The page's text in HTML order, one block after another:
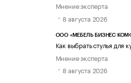
Мнение эксперта
8 августа 2026
ООО «МЕБЕЛЬ БИЗНЕС
Как выбрать стулья для
Мнение эксперта
8 августа 2026